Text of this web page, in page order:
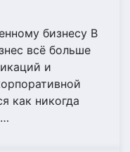
бизнесу В
всё больше
и
как никогда